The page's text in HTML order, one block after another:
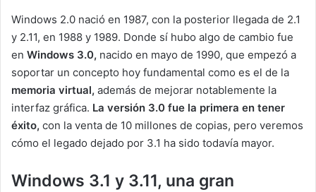
Windows 2.0 nació en 1987, con la posterior llegada de 2.1
y 2.11, en 1988 y 1989. Donde sí hubo algo de cambio fue
en Windows 3.0, nacido en mayo de 1990, que empezó a
soportar un concepto hoy fundamental como es el de la
memoria virtual, además de mejorar notablemente la
interfaz gráfica. La versión 3.0 fue la primera en tener
éxito, con la venta de 10 millones de copias, pero veremos
cómo el legado dejado por 3.1 ha sido todavía mayor.
Windows 3.1 y 3.11, una gran